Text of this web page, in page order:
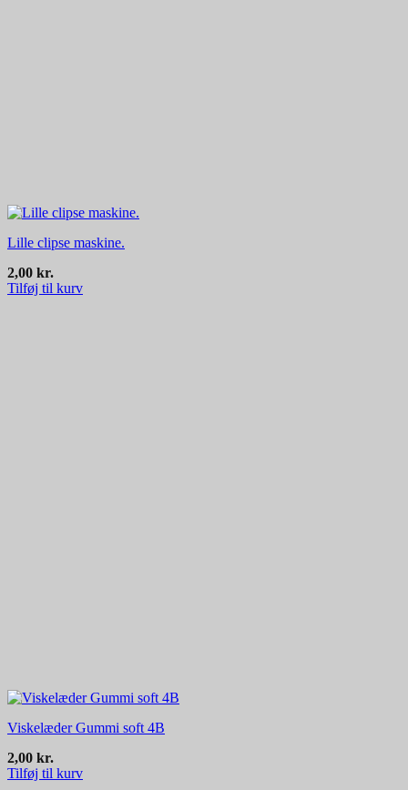
Lille clipse maskine.
2,00 kr.
Tilføj til kurv
Viskelæder Gummi soft 4B
2,00 kr.
Tilføj til kurv